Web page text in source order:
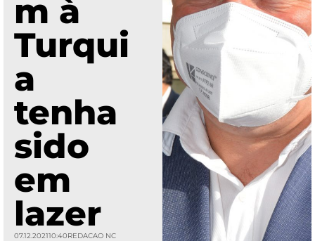
m à
Turqui
a
tenha
sido
em
lazer
07.12.202110:40REDACAO NC